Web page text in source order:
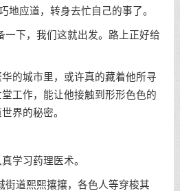
地应道，转身去忙自己的事了。
一下，我们这就出发。路上正好给
的城市里，或许真的藏着他所寻
工作，能让他接触到形形色色的
界的秘密。
学习药理医术。
街道熙熙攘攘，各色人等穿梭其